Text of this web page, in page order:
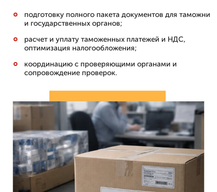
подготовку полного пакета документов для таможни
и государственных органов;
расчет и уплату таможенных платежей и НДС,
оптимизация налогообложения;
координацию с проверяющими органами и
сопровождение проверок.